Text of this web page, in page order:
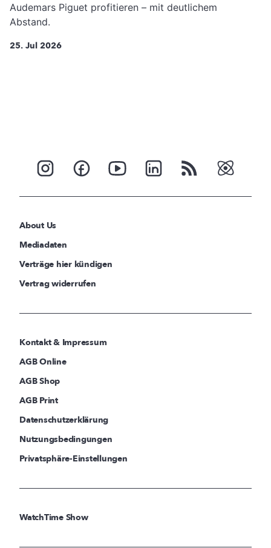
Audemars Piguet profitieren – mit deutlichem
Abstand.
25. Jul 2026
About Us
Mediadaten
Verträge hier kündigen
Vertrag widerrufen
Kontakt & Impressum
AGB Online
AGB Shop
AGB Print
Datenschutzerklärung
Nutzungsbedingungen
Privatsphäre-Einstellungen
WatchTime Show